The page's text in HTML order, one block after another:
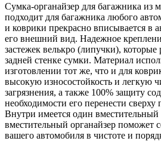
Сумка-органайзер для багажника из
подходит для багажника любого
и коврики прекрасно вписывается в
его внешний вид. Надежное
застежек велькро (липучки),
задней стенке сумки. Материал
изготовлении тот же, что и для
высокую износостойкость и легкую
загрязнения, а также 100% защиту
необходимости его перенести сверху
Внутри имеется один
вместительный органайзер поможет
вашего автомобиля в чистоте и